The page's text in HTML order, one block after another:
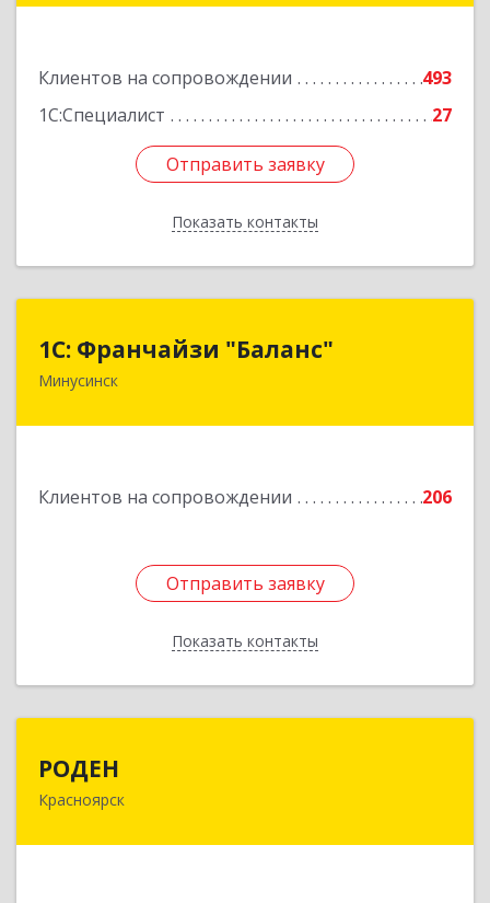
Клиентов на сопровождении
493
1С:Специалист
27
Отправить заявку
Показать контакты
Отправить заявку
Назад
1С: Франчайзи "Баланс"
Минусинск
Клиентов на сопровождении 206
Отправить заявку
Показать контакты
1С: Франчайзи "Баланс"
662610, Красноярский край, Минусинск г,
Отправить заявку
Назад
РОДЕН
Красноярск
660064, Красноярский край, Красноярск г, им